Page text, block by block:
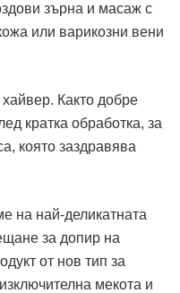
зърна и масаж с
или варикозни вени
Както добре
кратка обработка, за
която заздравява
на най-деликатната
за допир на
от нов тип за
мекота и